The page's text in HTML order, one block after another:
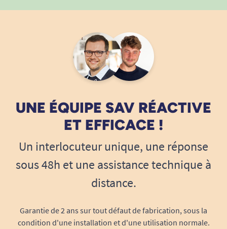
UNE ÉQUIPE SAV RÉACTIVE
ET EFFICACE !
Un interlocuteur unique, une réponse
sous 48h et une assistance technique à
distance.
Garantie de 2 ans sur tout défaut de fabrication, sous la
condition d'une installation et d'une utilisation normale.